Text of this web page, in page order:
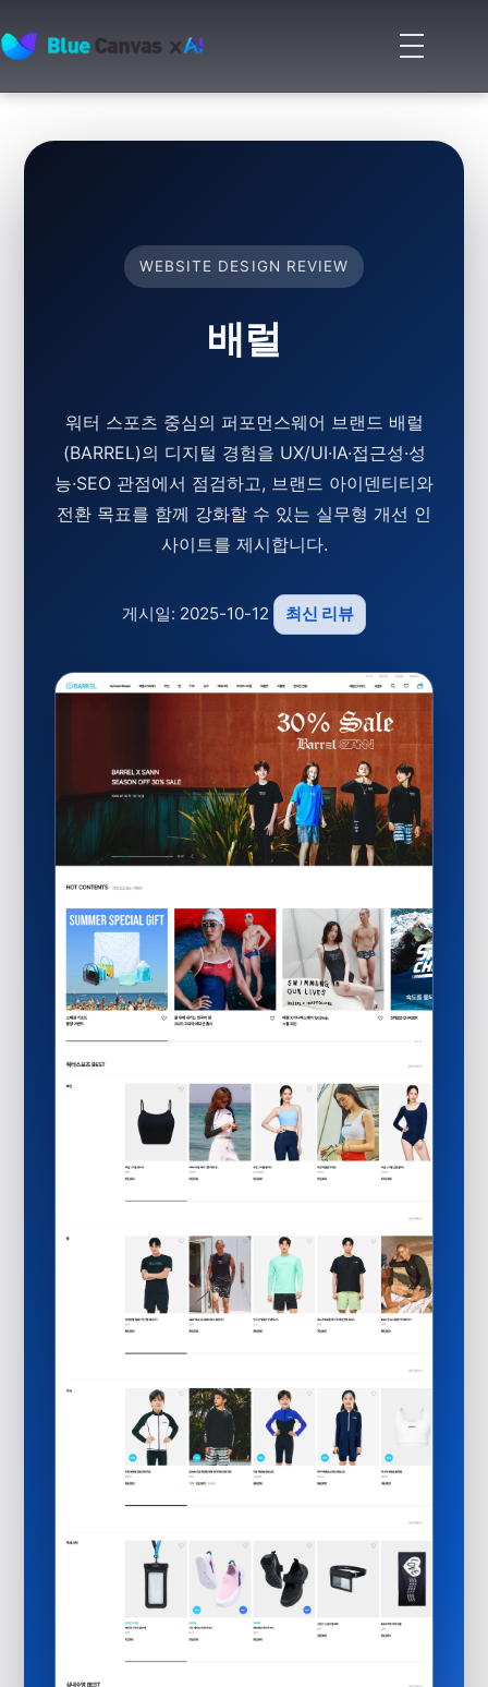
BLUECANVAS
메
뉴
기
WEBSITE DESIGN REVIEW
배럴
워터 스포츠 중심의 퍼포먼스웨어 브랜드 배럴
(BARREL)의 디지털 경험을 UX/UI·IA·접근성·성
능·SEO 관점에서 점검하고, 브랜드 아이덴티티와
전환 목표를 함께 강화할 수 있는 실무형 개선 인
사이트를 제시합니다.
게시일: 2025-10-12 최신 리뷰